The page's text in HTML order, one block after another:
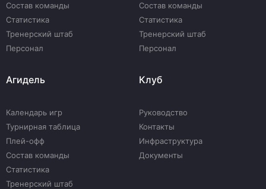
Состав команды
Статистика
Тренерский штаб
Персонал
Состав команды
Статистика
Тренерский штаб
Персонал
Агидель
Календарь игр
Турнирная таблица
Плей-офф
Состав команды
Статистика
Тренерский штаб
Клуб
Руководство
Контакты
Инфраструктура
Документы